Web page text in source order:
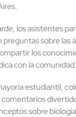
los asistentes
preguntas sobre las
los
con la comunidad.
estudiantil,
sobre